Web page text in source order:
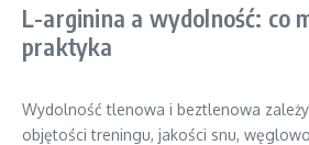
L-arginina a wydolność: co
praktyka
Wydolność tlenowa i beztlenowa
objętości treningu, jakości snu,